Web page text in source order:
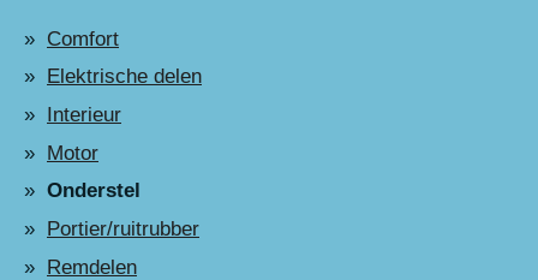
Comfort
Elektrische delen
Interieur
Motor
Onderstel
Portier/ruitrubber
Remdelen